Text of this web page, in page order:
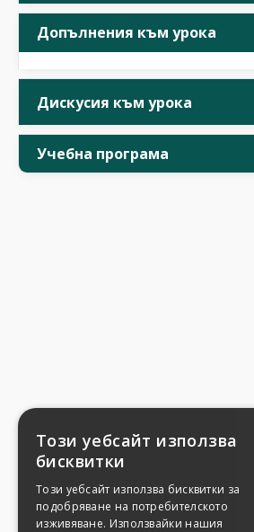
Допълнения към урока
Дискусия към урока
Учебна програма
Този уебсайт използва
бисквитки
Този уебсайт използва бисквитки за
подобряване на потребителското
изживяване. Използвайки нашия